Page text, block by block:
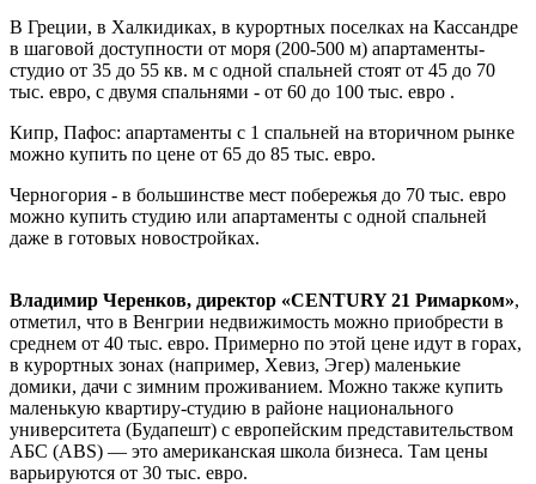
В Греции, в Халкидиках, в курортных поселках на Кассандре
в шаговой доступности от моря (200-500 м) апартаменты-
студио от 35 до 55 кв. м с одной спальней стоят от 45 до 70
тыс. евро, с двумя спальнями - от 60 до 100 тыс. евро .
Кипр, Пафос: апартаменты с 1 спальней на вторичном рынке
можно купить по цене от 65 до 85 тыс. евро.
Черногория - в большинстве мест побережья до 70 тыс. евро
можно купить студию или апартаменты с одной спальней
даже в готовых новостройках.
Владимир Черенков, директор «CENTURY 21 Римарком»,
отметил, что в Венгрии недвижимость можно приобрести в
среднем от 40 тыс. евро. Примерно по этой цене идут в горах,
в курортных зонах (например, Хевиз, Эгер) маленькие
домики, дачи с зимним проживанием. Можно также купить
маленькую квартиру-студию в районе национального
университета (Будапешт) с европейским представительством
АБС (ABS) — это американская школа бизнеса. Там цены
варьируются от 30 тыс. евро.